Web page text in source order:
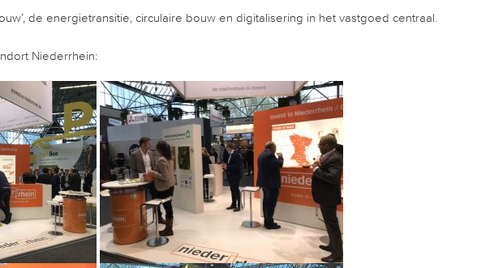
de energietransitie, circulaire bouw en digitalisering in het vastgoed centraal.
Niederrhein: